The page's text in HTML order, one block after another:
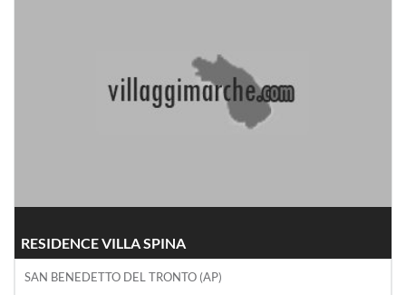
RESIDENCE VILLA SPINA
SAN BENEDETTO DEL TRONTO (AP)